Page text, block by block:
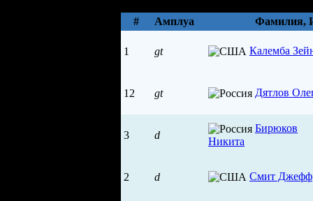
#
Амплуа Фамилия,
1 gt Калемба
12 gt Дятлов
3 d
Бирюков
Никита
2 d Смит Джефф